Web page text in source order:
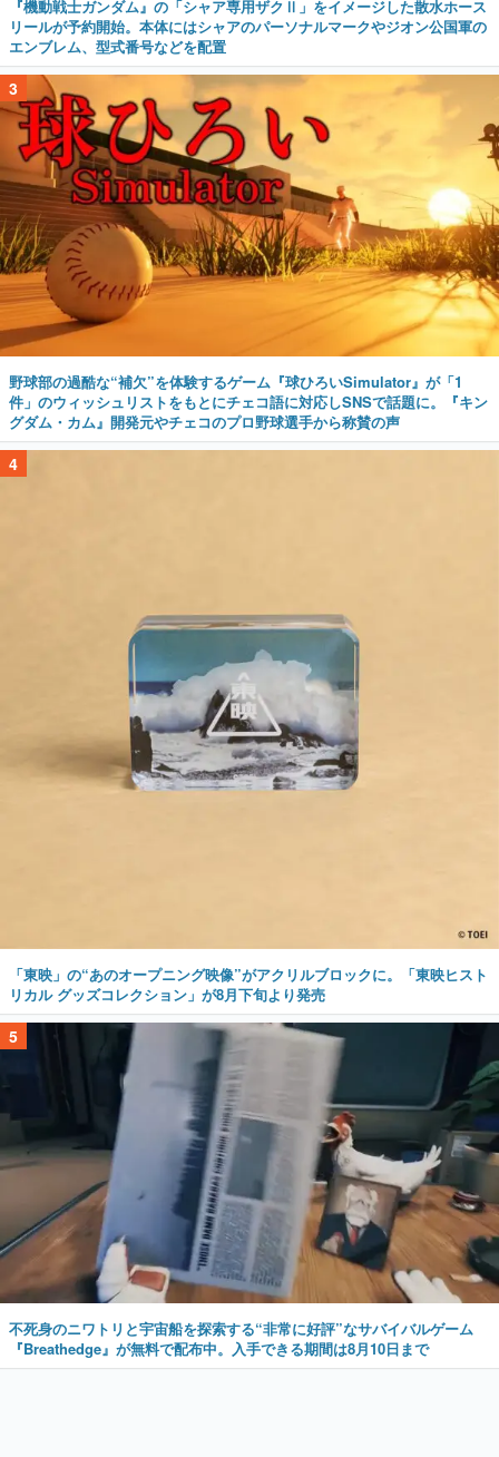
『機動戦士ガンダム』の「シャア専用ザクⅡ」をイメージした散水ホース
リールが予約開始。本体にはシャアのパーソナルマークやジオン公国軍の
エンブレム、型式番号などを配置
3
野球部の過酷な“補欠”を体験するゲーム『球ひろいSimulator』が「1
件」のウィッシュリストをもとにチェコ語に対応しSNSで話題に。『キン
グダム・カム』開発元やチェコのプロ野球選手から称賛の声
4
「東映」の“あのオープニング映像”がアクリルブロックに。「東映ヒスト
リカル グッズコレクション」が8月下旬より発売
5
不死身のニワトリと宇宙船を探索する“非常に好評”なサバイバルゲーム
『Breathedge』が無料で配布中。入手できる期間は8月10日まで